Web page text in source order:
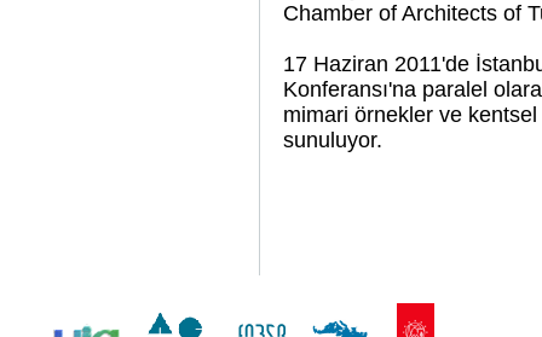
Chamber of Architects of
17 Haziran 2011'de
Konferansı'na paralel
mimari örnekler ve kentsel
sunuluyor.